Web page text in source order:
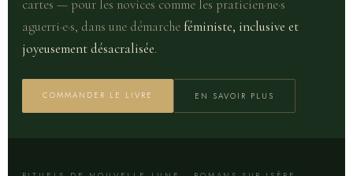
cartes — pour les novices comme les praticien·ne·s
aguerri·e·s, dans une démarche féministe, inclusive et
joyeusement désacralisée.
COMMANDER LE LIVRE EN SAVOIR PLUS